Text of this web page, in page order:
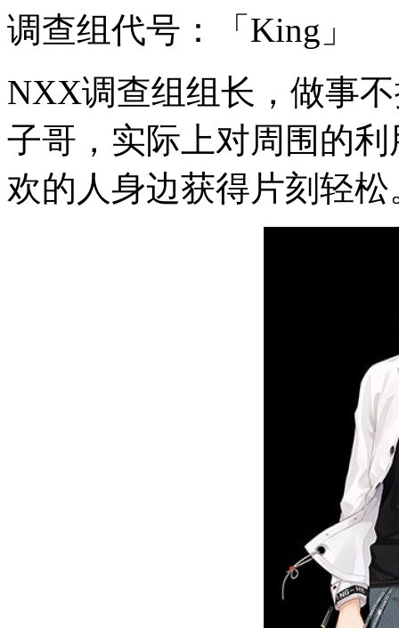
调查组代号：「King」
NXX调查组组长，做事
子哥，实际上对周围的
欢的人身边获得片刻轻松